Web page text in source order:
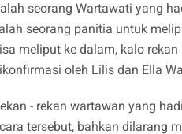
seorang Wartawati yang
seorang panitia untuk
meliput ke dalam, kalo
oleh Lilis dan Ella
- rekan wartawan yang
tersebut, bahkan dilarang